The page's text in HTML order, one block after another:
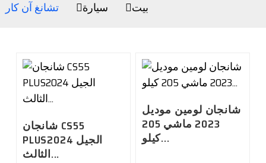
بيت سيارة تشانغ آن كار
شانجان CS55
PLUS2024 الجيل
الثالث...
شانجان لومين موديل
2023 ماشي 205
كيلو...